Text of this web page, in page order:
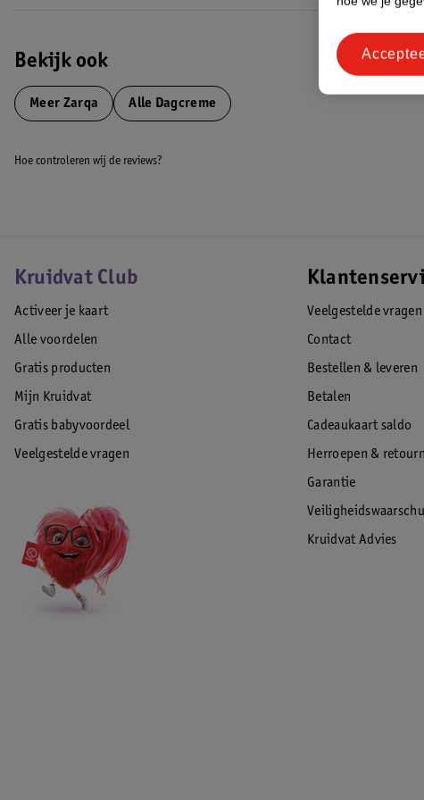
Bekijk ook
Meer Zarqa Alle Dagcreme
Hoe controleren wij de reviews?
Kruidvat Club
Activeer je kaart
Alle voordelen
Gratis producten
Mijn Kruidvat
Gratis babyvoordeel
Veelgestelde vragen
Veelgestelde vragen
Contact
Bestellen & leveren
Betalen
Cadeaukaart saldo
Herroepen &
Garantie
Kruidvat Advies